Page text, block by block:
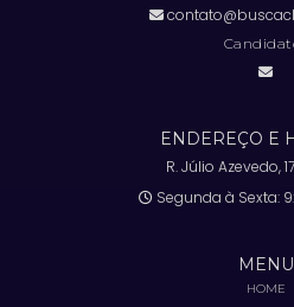
NÃO DEVE FAZER EM
EM UMA ENTREVISTA
ESTABELECER
ENDEREÇO E
R. Júlio Azevedo,
Segunda à Sexta:
MENU
HOME